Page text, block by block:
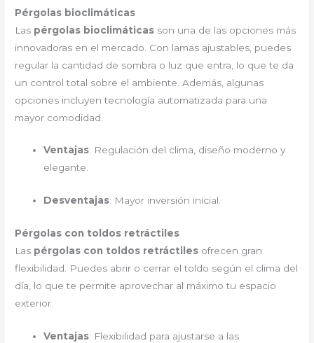
Pérgolas bioclimáticas
Las pérgolas bioclimáticas son una de las opciones más
innovadoras en el mercado. Con lamas ajustables, puedes
regular la cantidad de sombra o luz que entra, lo que te da
un control total sobre el ambiente. Además, algunas
opciones incluyen tecnología automatizada para una
mayor comodidad.
Ventajas: Regulación del clima, diseño moderno y
elegante.
Desventajas: Mayor inversión inicial.
Pérgolas con toldos retráctiles
Las pérgolas con toldos retráctiles ofrecen gran
flexibilidad. Puedes abrir o cerrar el toldo según el clima del
día, lo que te permite aprovechar al máximo tu espacio
exterior.
Ventajas: Flexibilidad para ajustarse a las